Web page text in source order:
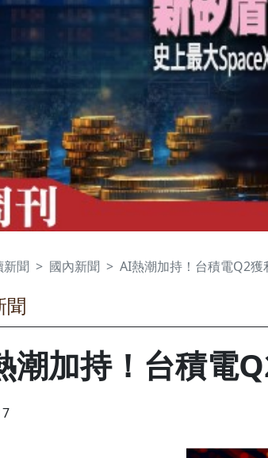
新聞 國內新聞 AI熱潮加持！台積電Q2
聞
潮加持！台積電